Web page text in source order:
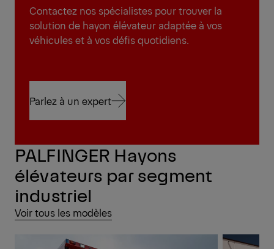
Contactez nos spécialistes pour trouver la
solution de hayon élévateur adaptée à vos
véhicules et à vos défis quotidiens.
Parlez à un expert
PALFINGER Hayons
élévateurs par segment
industriel
Voir tous les modèles